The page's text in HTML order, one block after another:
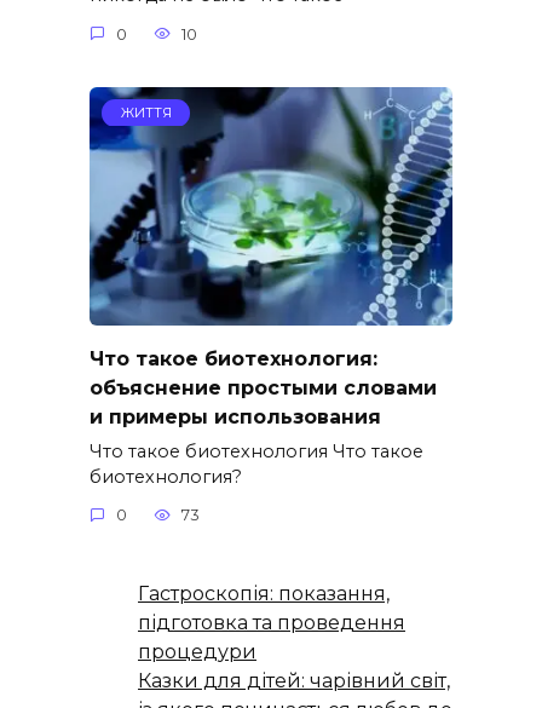
0 10
ЖИТТЯ
Что такое биотехнология:
объяснение простыми словами
и примеры использования
Что такое биотехнология Что такое
биотехнология?
0 73
Гастроскопія: показання,
підготовка та проведення
процедури
Казки для дітей: чарівний світ,